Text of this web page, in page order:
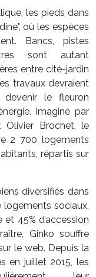
les pieds dans
où les espèces
Bancs, pistes
sont autant
entre cité-jardin
travaux devraient
le fleuron
Imaginé par
Olivier Brochet, le
2 700 logements
répartis sur
diversifiés dans
logements sociaux,
45% d’accession
Ginko souffre
le web. Depuis la
en juillet 2015, les